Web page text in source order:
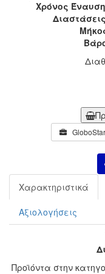
Χρόνος
GloboStar
Χαρακτηριστικά
Αξιολογήσεις
Προϊόντα στην